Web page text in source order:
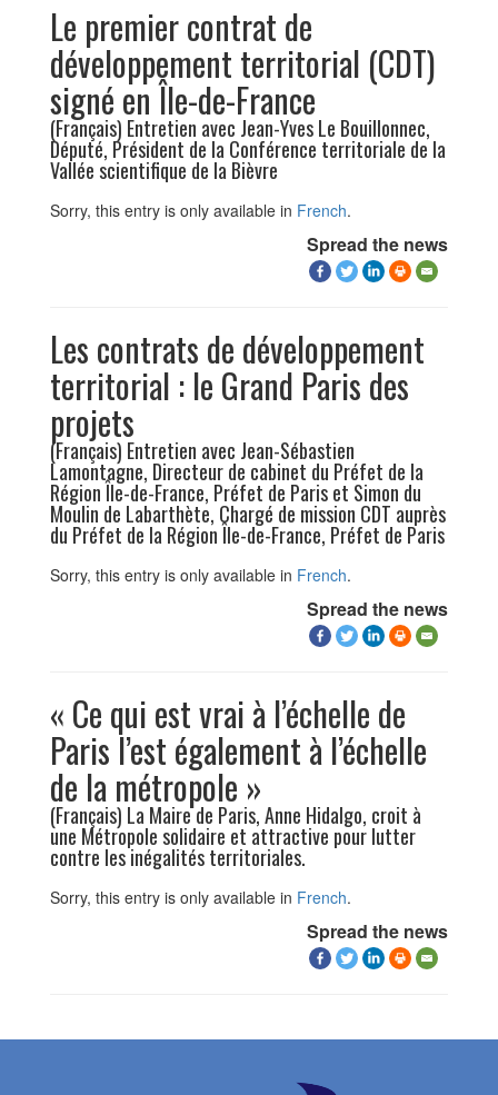
Le premier contrat de
développement territorial (CDT)
signé en Île-de-France
(Français) Entretien avec Jean-Yves Le Bouillonnec,
Député, Président de la Conférence territoriale de la
Vallée scientifique de la Bièvre
Sorry, this entry is only available in French.
Spread the news
Les contrats de développement
territorial : le Grand Paris des
projets
(Français) Entretien avec Jean-Sébastien
Lamontagne, Directeur de cabinet du Préfet de la
Région Île-de-France, Préfet de Paris et Simon du
Moulin de Labarthète, Chargé de mission CDT auprès
du Préfet de la Région Île-de-France, Préfet de Paris
Sorry, this entry is only available in French.
Spread the news
« Ce qui est vrai à l’échelle de
Paris l’est également à l’échelle
de la métropole »
(Français) La Maire de Paris, Anne Hidalgo, croit à
une Métropole solidaire et attractive pour lutter
contre les inégalités territoriales.
Sorry, this entry is only available in French.
Spread the news